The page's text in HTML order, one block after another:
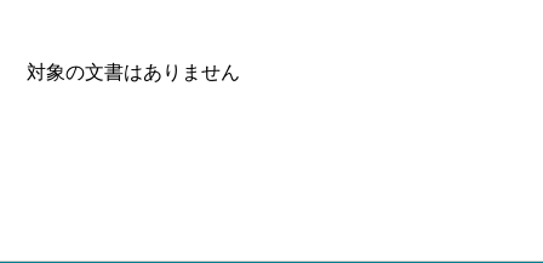
対象の文書はありません